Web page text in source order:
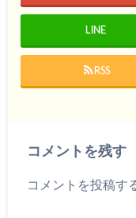
LINE
RSS
コメントを残す
コメントを投稿す